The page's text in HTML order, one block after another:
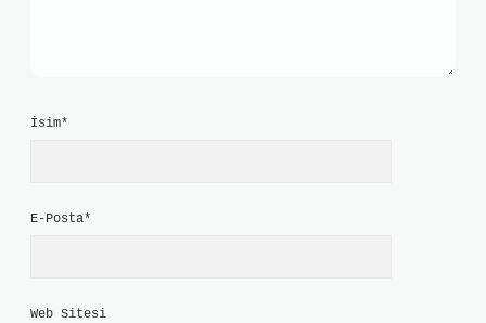
İsim*
E-Posta*
Web Sitesi